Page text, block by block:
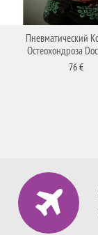
Пневматический
Остеохондроза
76 €